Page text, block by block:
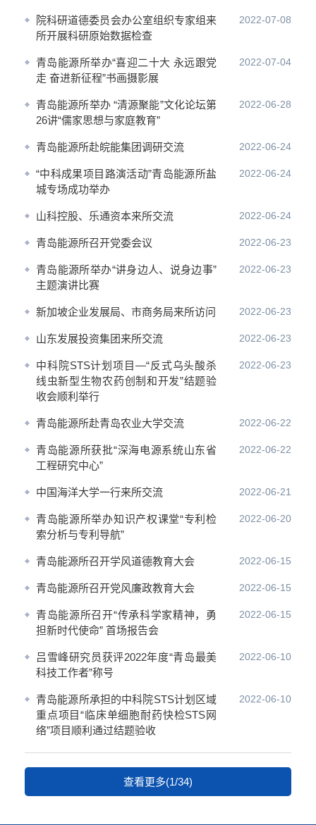
院科研道德委员会办公室组织专家组来
所开展科研原始数据检查
2022-07-08
青岛能源所举办“喜迎二十大 永远跟党
走 奋进新征程”书画摄影展
2022-07-04
青岛能源所举办 “清源聚能”文化论坛第
26讲“儒家思想与家庭教育”
2022-06-28
青岛能源所赴皖能集团调研交流 2022-06-24
“中科成果项目路演活动”青岛能源所盐
城专场成功举办
2022-06-24
山科控股、乐通资本来所交流 2022-06-24
青岛能源所召开党委会议 2022-06-23
青岛能源所举办“讲身边人、说身边事”
主题演讲比赛
2022-06-23
新加坡企业发展局、市商务局来所访问 2022-06-23
山东发展投资集团来所交流 2022-06-23
中科院STS计划项目—“反式乌头酸杀
线虫新型生物农药创制和开发”结题验
收会顺利举行
2022-06-23
青岛能源所赴青岛农业大学交流 2022-06-22
青岛能源所获批“深海电源系统山东省
工程研究中心”
2022-06-22
中国海洋大学一行来所交流 2022-06-21
青岛能源所举办知识产权课堂“专利检
索分析与专利导航”
2022-06-20
青岛能源所召开学风道德教育大会 2022-06-15
青岛能源所召开党风廉政教育大会 2022-06-15
青岛能源所召开“传承科学家精神，勇
担新时代使命” 首场报告会
2022-06-15
吕雪峰研究员获评2022年度“青岛最美
科技工作者”称号
2022-06-10
青岛能源所承担的中科院STS计划区域
重点项目“临床单细胞耐药快检STS网
络”项目顺利通过结题验收
2022-06-10
查看更多(1/34)